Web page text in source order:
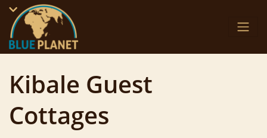
Skip
content
Kibale Guest
Cottages